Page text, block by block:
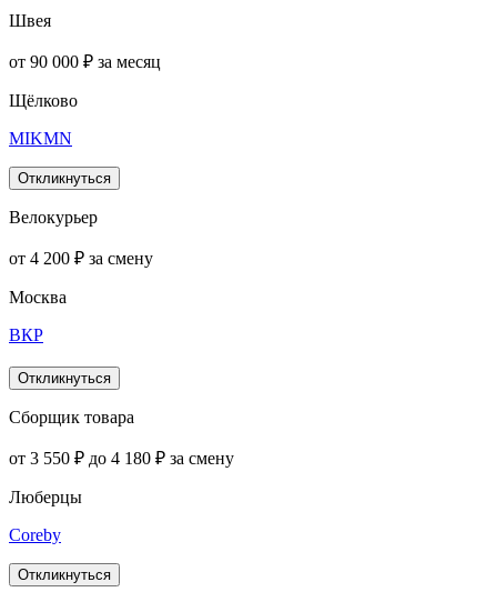
Швея
от 90 000 ₽ за месяц
Щёлково
MIKMN
Откликнуться
Велокурьер
от 4 200 ₽ за смену
Москва
ВКР
Откликнуться
Сборщик товара
от 3 550 ₽ до 4 180 ₽ за смену
Люберцы
Coreby
Откликнуться